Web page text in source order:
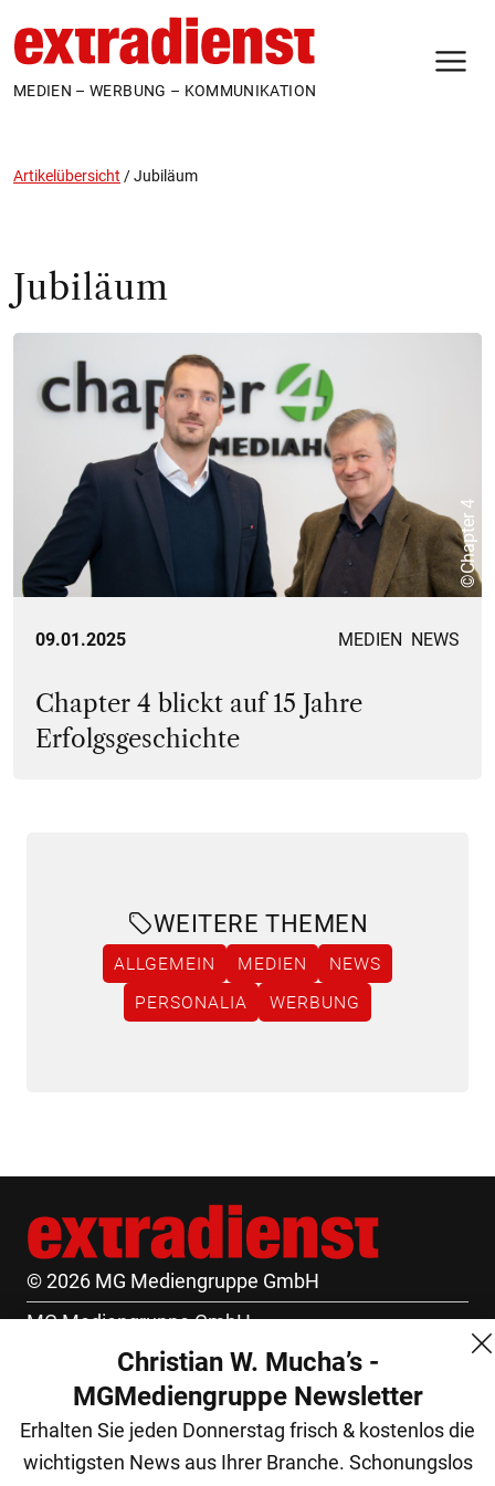
MEDIEN – WERBUNG – KOMMUNIKATION
Artikelübersicht /Jubiläum
Jubiläum
©Chapter 4
09.01.2025 MEDIEN NEWS
Chapter 4 blickt auf 15 Jahre
Erfolgsgeschichte
WEITERE THEMEN
ALLGEMEIN MEDIEN
NEWS
PERSONALIA
WERBUNG
© 2026 MG Mediengruppe GmbH
MG Mediengruppe GmbH
Burgring 1/7
1010 Wien
+43 (1) 522 14 14
Christian W. Mucha’s -
MGMediengruppe Newsletter
Erhalten Sie jeden Donnerstag frisch & kostenlos die
wichtigsten News aus Ihrer Branche. Schonungslos